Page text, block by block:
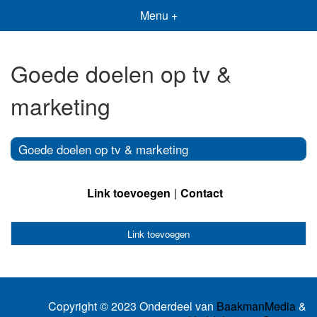
Menu +
Goede doelen op tv &
marketing
Goede doelen op tv & marketing
Link toevoegen Contact
Link toevoegen
Copyright © 2023 Onderdeel van BaakmanMedia&